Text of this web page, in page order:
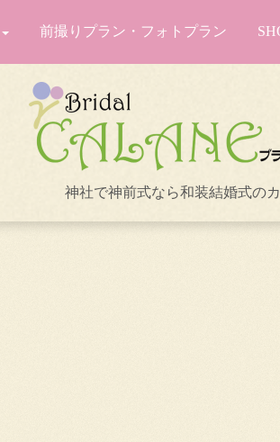
前撮りプラン・フォトプラン
神社で神前式なら和装結婚式の